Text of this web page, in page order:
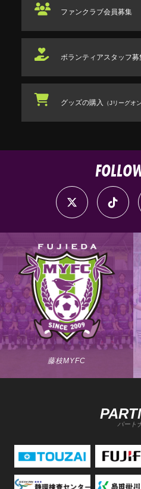
ファンクラブ会員募集
ボランティアスタッフ募
グッズの購入 （Jリーグオ
藤枝MYFC
パート